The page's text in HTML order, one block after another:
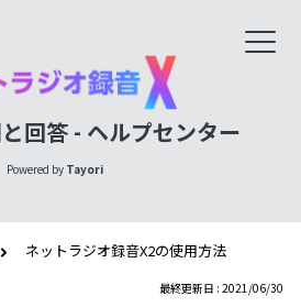
回答 - ヘルプセンター
Powered by Tayori
ネットラジオ録音X2の使用方法
最終更新日 : 2021/06/30